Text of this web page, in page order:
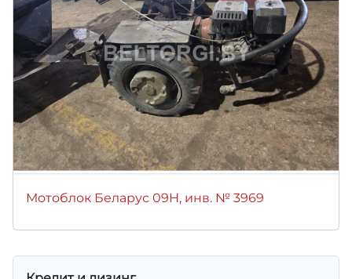
Мотоблок Беларус 09Н, инв. № 3969